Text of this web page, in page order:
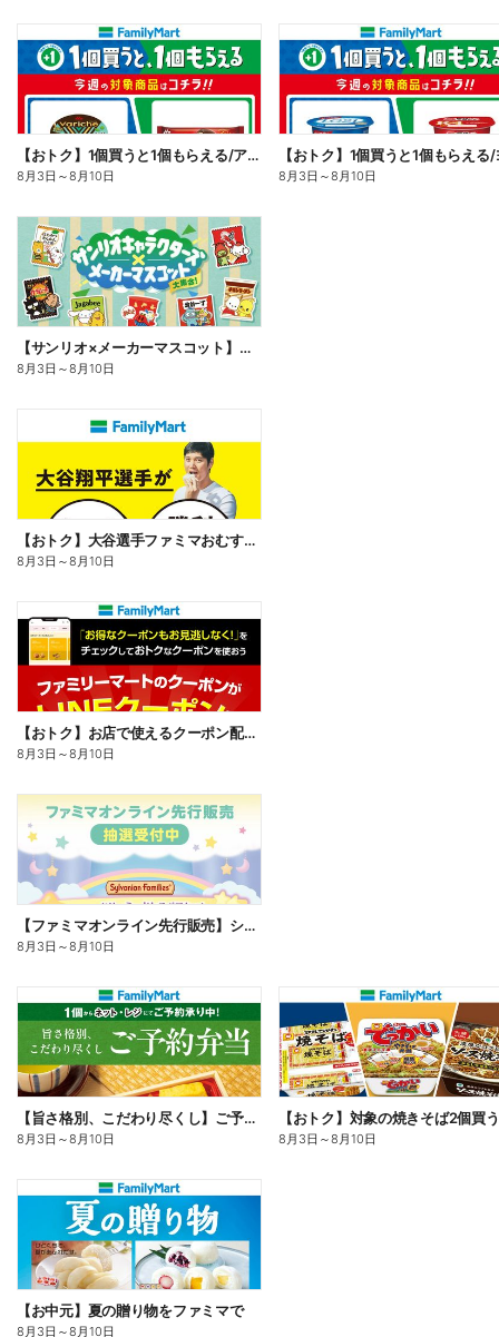
【おトク】1個買うと1個もらえる/アイス
8月3日 ～8月10日 8月3日 ～8月10日
【サンリオ×メーカーマスコット】オリジナルグッズ貰える!
8月3日 ～8月10日
【おトク】大谷選手ファミマおむすび割
8月3日 ～8月10日
【おトク】お店で使えるクーポン配信中
8月3日 ～8月10日
【ファミマオンライン先行販売】シルバニアファミリー
8月3日 ～8月10日
【旨さ格別、こだわり尽くし】ご予約弁当
8月3日 ～8月10日 8月3日 ～8月10日
【お中元】夏の贈り物をファミマで
8月3日 ～8月10日